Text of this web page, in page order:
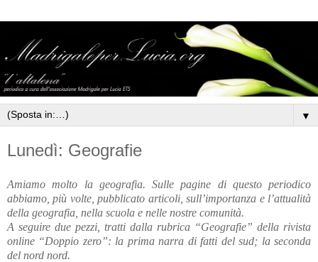
▼
Lunedì: Geografie
Amiamo molto la geografia. Sulle pagine di questo periodico
abbiamo, più volte, pubblicato articoli, sull’importanza e l’attualità
della geografia, nella scuola e nelle nostre comunità.
A seguire due pezzi, tratti dalla rubrica “Geografie” della rivista
online “Doppio zero”: la prima narra di fatti del sud; la seconda
del nord nord.